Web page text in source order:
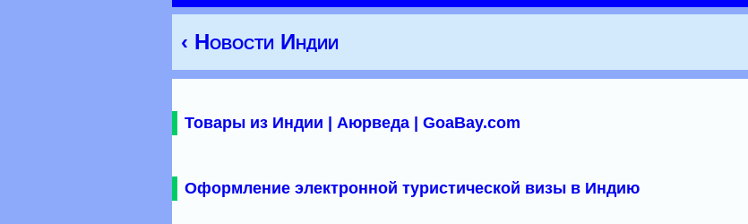
‹ Новости Индии
Товары из Индии | Аюрведа | GoaBay.com
Оформление электронной туристической визы в Индию